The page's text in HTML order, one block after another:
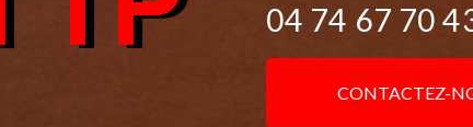
04 74 67 70
CONTACTEZ-